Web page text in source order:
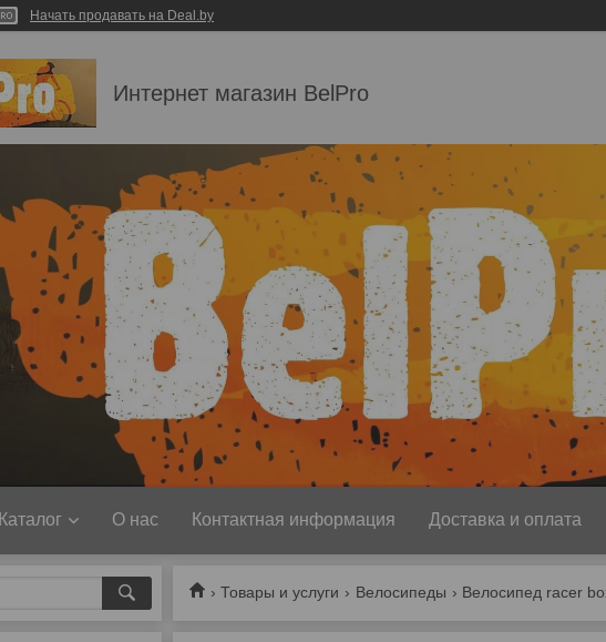
Начать продавать на Deal.by
Интернет магазин BelPro
Каталог О нас Контактная информация Доставка и оплата
Товары и услуги Велосипеды Велосипед racer